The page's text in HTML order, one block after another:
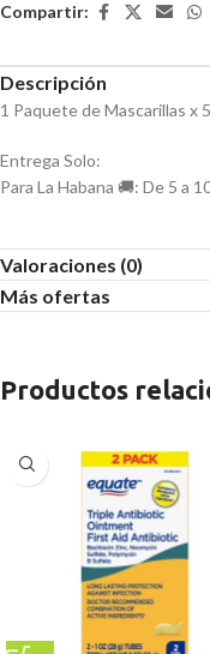
Compartir:
Descripción
1 Paquete de Mascarillas x
Entrega Solo:
Para La Habana 🚚: De 5 a
Valoraciones (0)
Más ofertas
Productos